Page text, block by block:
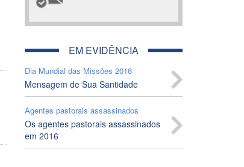
EM EVIDÊNCIA
Dia Mundial das Missões 2016
Mensagem de Sua Santidade
Agentes pastorais assassinados
Os agentes pastorais assassinados
em 2016